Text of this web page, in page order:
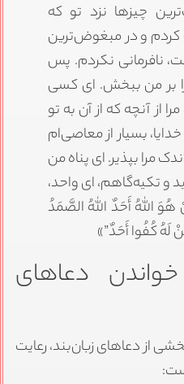
چیزها نزد تو که
کردم و در مبغوض‌ترین
نافرمانی نکردم. پس
بر من ببخش. ای کسی
از آنچه که از آن به تو
بسیار از معاصی‌ام
مرا بپذیر. ای پناه من
و تکیه‌گاهم، ای واحد،
اللَّهُ أَحَدٌ اللَّهُ الصَّمَدُ
لَهُ کُفُوا أَحَدٌ”»
دعاهای
از دعاهای زبان‌بند، رعایت